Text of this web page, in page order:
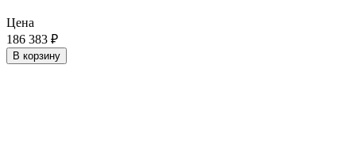
Цена
186 383 ₽
В корзину